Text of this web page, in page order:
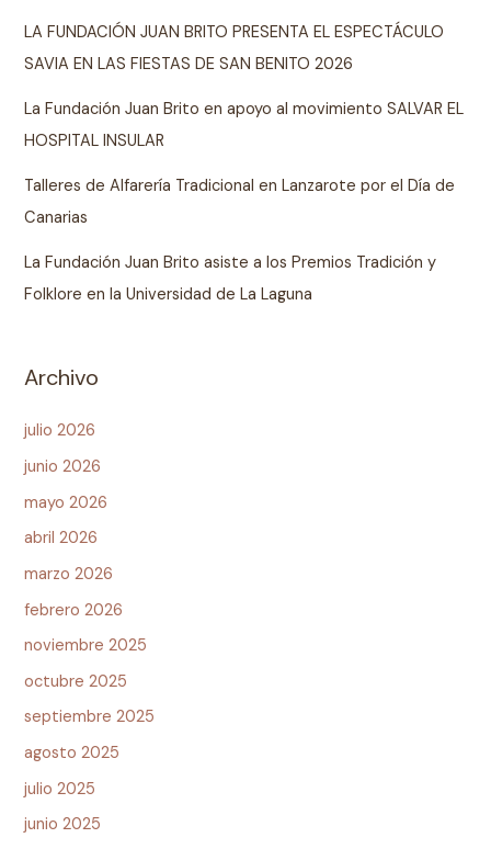
LA FUNDACIÓN JUAN BRITO PRESENTA EL ESPECTÁCULO
SAVIA EN LAS FIESTAS DE SAN BENITO 2026
La Fundación Juan Brito en apoyo al movimiento SALVAR EL
HOSPITAL INSULAR
Talleres de Alfarería Tradicional en Lanzarote por el Día de
Canarias
La Fundación Juan Brito asiste a los Premios Tradición y
Folklore en la Universidad de La Laguna
Archivo
julio 2026
junio 2026
mayo 2026
abril 2026
marzo 2026
febrero 2026
noviembre 2025
octubre 2025
septiembre 2025
agosto 2025
julio 2025
junio 2025